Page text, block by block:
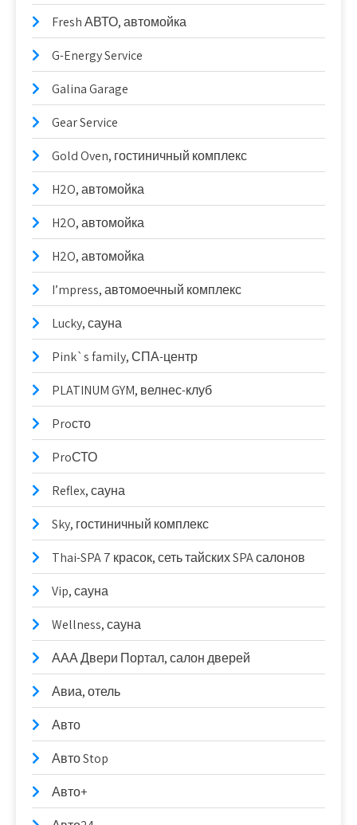
Fresh АВТО, автомойка
G-Energy Service
Galina Garage
Gear Service
Gold Oven, гостиничный комплекс
H2O, автомойка
H2O, автомойка
H2O, автомойка
I’mpress, автомоечный комплекс
Lucky, сауна
Pink`s family, СПА-центр
PLATINUM GYM, велнес-клуб
Proсто
ProСТО
Reflex, сауна
Sky, гостиничный комплекс
Thai-SPA 7 красок, сеть тайских SPA салонов
Vip, сауна
Wellness, сауна
ААА Двери Портал, салон дверей
Авиа, отель
Авто
Авто Stop
Авто+